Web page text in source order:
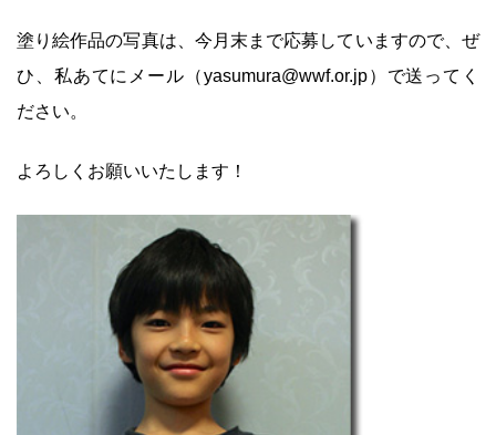
塗り絵作品の写真は、今月末まで応募していますので、ぜ
ひ、私あてにメール（yasumura@wwf.or.jp）で送ってく
ださい。
よろしくお願いいたします！